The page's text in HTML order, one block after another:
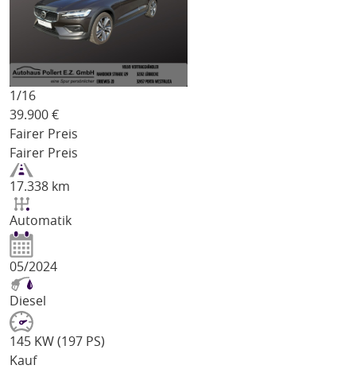
1/16
39.900 €
Fairer Preis
Fairer Preis
17.338 km
Automatik
05/2024
Diesel
145 KW (197 PS)
Kauf